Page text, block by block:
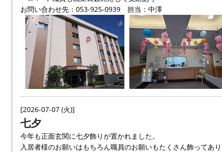
お問い合わせ先：053-925-0939 担当：中澤
[2026-07-07 (火)]
七夕
今年も正面玄関に七夕飾りが置かれました。
入居者様のお願いはもちろん職員のお願いもたくさん飾ってあ